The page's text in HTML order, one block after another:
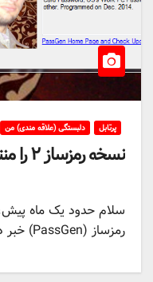
پرتابل دلبستگی (علاقه مندی) من
نسخه رمزساز ۲ را منتشر می کنم
سلام حدود یک ماه
رمزساز (PassGen) خبر دادم. ولی اکنون از آن زمان…